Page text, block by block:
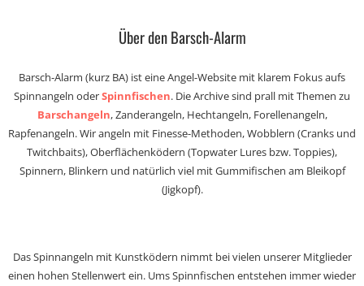
Über den Barsch-Alarm
Barsch-Alarm (kurz BA) ist eine Angel-Website mit klarem Fokus aufs
Spinnangeln oderSpinnfischen. Die Archive sind prall mit Themen zu
Barschangeln, Zanderangeln, Hechtangeln, Forellenangeln,
Rapfenangeln. Wir angeln mit Finesse-Methoden, Wobblern (Cranks und
Twitchbaits), Oberflächenködern (Topwater Lures bzw. Toppies),
Spinnern, Blinkern und natürlich viel mit Gummifischen am Bleikopf
(Jigkopf).
Das Spinnangeln mit Kunstködern nimmt bei vielen unserer Mitglieder
einen hohen Stellenwert ein. Ums Spinnfischen entstehen immer wieder